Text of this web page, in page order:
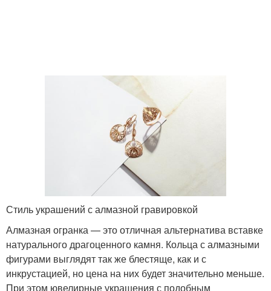
Стиль украшений с алмазной гравировкой
Алмазная огранка — это отличная альтернатива вставке
натурального драгоценного камня. Кольца с алмазными
фигурами выглядят так же блестяще, как и с
инкрустацией, но цена на них будет значительно меньше.
При этом ювелирные украшения с подобным